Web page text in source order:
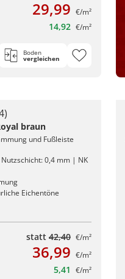
29,99 €/m²
14,92 €/m²
Boden
vergleichen
braun
und Fußleiste
0,4 mm | NK
Eichentöne
statt 42,40 €/m²
36,99 €/m²
5,41 €/m²